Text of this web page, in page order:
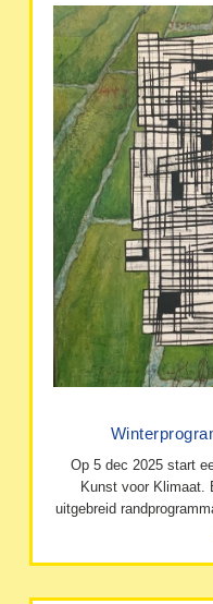
Op 5 dec 2025 start
Kunst voor Klimaat.
uitgebreid